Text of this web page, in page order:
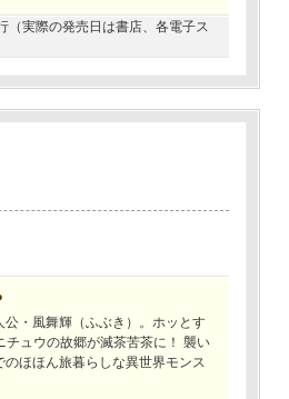
（実際の発売日は書店、各電子ス
・風舞輝（ふぶき）。ホッとす
ュウの故郷が滅茶苦茶に！ 襲い
ほほん旅暮らしな異世界モンス